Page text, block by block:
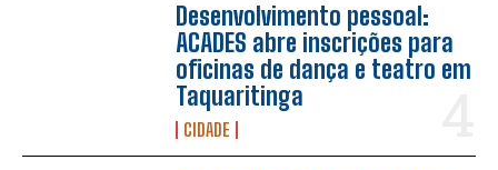
Desenvolvimento pessoal:
ACADES abre inscrições para
oficinas de dança e teatro em
Taquaritinga
CIDADE